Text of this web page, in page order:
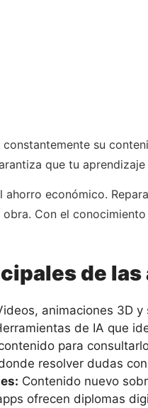
su
que tu
económico.
Con el
de
animaciones 3D
de IA que
para
resolver dudas
Contenido nuevo
ofrecen diplomas